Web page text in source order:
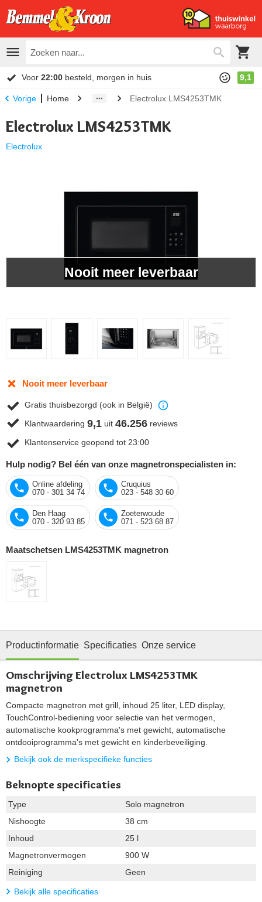
Voor 22:00 besteld, morgen in huis 9,1
Vorige Home Electrolux LMS4253TMK
Electrolux LMS4253TMK
Electrolux
Nooit meer leverbaar
Nooit meer leverbaar
Gratis thuisbezorgd (ook in België)
Klantwaardering 9,1 uit 46.256 reviews
Klantenservice geopend tot 23:00
Hulp nodig? Bel één van onze magnetronspecialisten in:
Online afdeling
070 - 301 34 74
Cruquius
023 - 548 30 60
Den Haag
070 - 320 93 85
Zoeterwoude
071 - 523 68 87
Maatschetsen LMS4253TMK magnetron
Productinformatie Specificaties Onze service
Omschrijving Electrolux LMS4253TMK
magnetron
Compacte magnetron met grill, inhoud 25 liter, LED display,
TouchControl-bediening voor selectie van het vermogen,
automatische kookprogramma's met gewicht, automatische
ontdooiprogramma's met gewicht en kinderbeveiliging.
Bekijk ook de merkspecifieke functies
Beknopte specificaties
Type
Solo magnetron
Nishoogte
38 cm
Inhoud
25 l
Magnetronvermogen
900 W
Reiniging
Geen
Bekijk alle specificaties